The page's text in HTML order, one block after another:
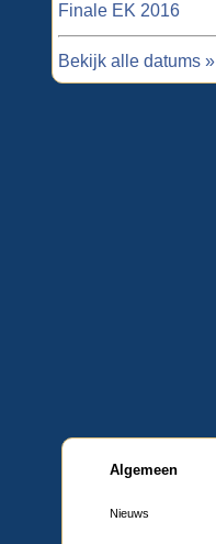
Finale EK 2016
Bekijk alle datums »
Algemeen
Nieuws